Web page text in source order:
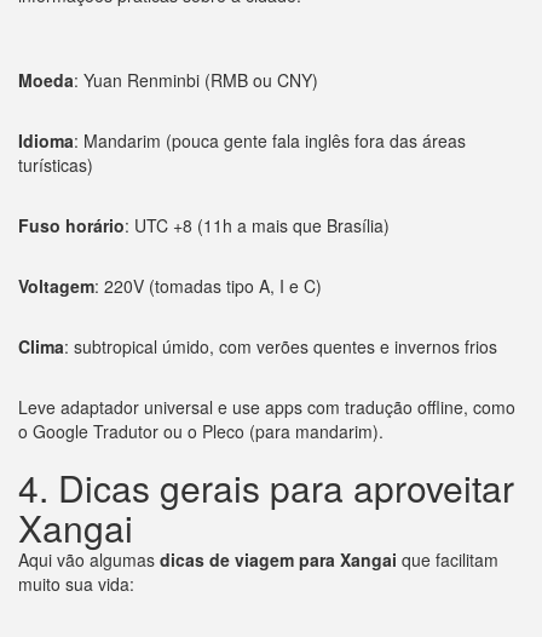
Moeda: Yuan Renminbi (RMB ou CNY)
Idioma: Mandarim (pouca gente fala inglês fora das áreas
turísticas)
Fuso horário: UTC +8 (11h a mais que Brasília)
Voltagem: 220V (tomadas tipo A, I e C)
Clima: subtropical úmido, com verões quentes e invernos frios
Leve adaptador universal e use apps com tradução offline, como
o Google Tradutor ou o Pleco (para mandarim).
4. Dicas gerais para aproveitar
Xangai
Aqui vão algumas dicas de viagem para Xangai que facilitam
muito sua vida: